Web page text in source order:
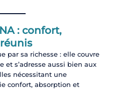
: confort,
par sa richesse : elle couvre
et s’adresse aussi bien aux
nécessitant une
confort, absorption et